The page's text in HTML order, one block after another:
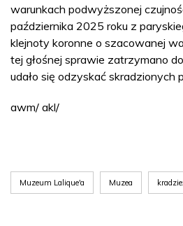
warunkach podwyższonej
października 2025 roku z
klejnoty koronne o szacowanej
tej głośnej sprawie zatrzymano
udało się odzyskać skradzionych
awm/ akl/
Muzeum Lalique'a Muzea